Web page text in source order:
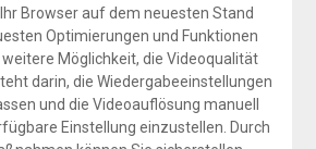
Browser auf dem neuesten Stand
Optimierungen und Funktionen
Möglichkeit, die Videoqualität
darin, die Wiedergabeeinstellungen
und die Videoauflösung manuell
Einstellung einzustellen. Durch